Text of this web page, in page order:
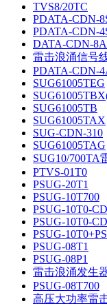
TVS8/20TC
PDATA-CDN-
PDATA-CDN-
DATA-CDN-8A
雷击浪涌信号
PDATA-CDN-
SUG61005TEG
SUG61005TB
SUG61005TAX
SUG-CDN-310
SUG61005TAG
SUG10/700TA
PTVS-01T0
PSUG-20T1
PSUG-10T700
PSUG-10T0-
PSUG-10T0-
PSUG-
PSUG-08T1
PSUG-08P1
雷击浪涌发生
PSUG-08T700
高压大功率雷